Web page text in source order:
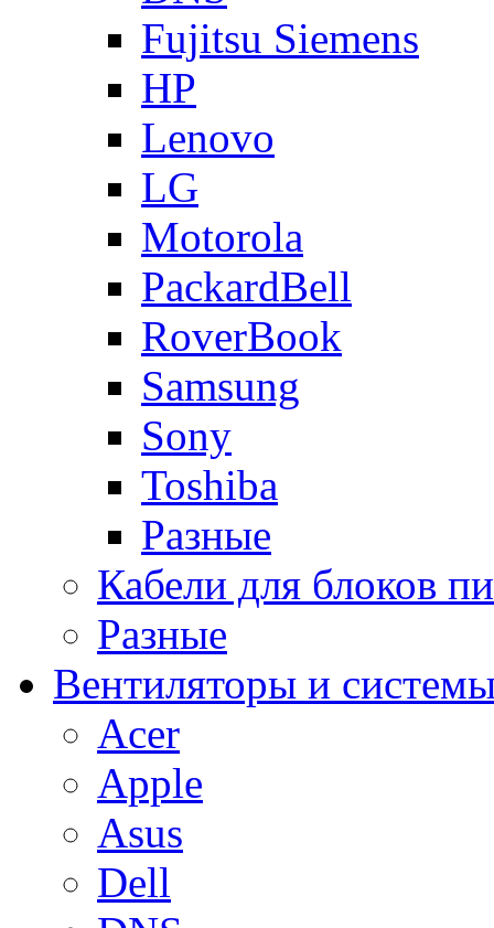
Fujitsu Siemens
HP
Lenovo
LG
Motorola
PackardBell
RoverBook
Samsung
Sony
Toshiba
Разные
Кабели для блоков
Разные
Вентиляторы и
Acer
Apple
Asus
Dell